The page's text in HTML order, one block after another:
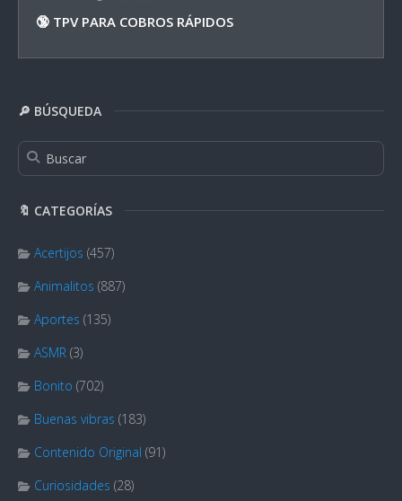
🔞 TPV PARA COBROS RÁPIDOS
🔎 BÚSQUEDA
🔖 CATEGORÍAS
Acertijos (457)
Animalitos (887)
Aportes (135)
ASMR (3)
Bonito (702)
Buenas vibras (183)
Contenido Original (91)
Curiosidades (28)